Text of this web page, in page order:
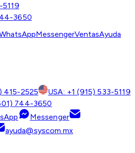
5119
3650
MessengerVentasAyuda
415-2525
USA: +1 (915) 533-5119
744-3650
Messenger
ayuda@syscom.mx